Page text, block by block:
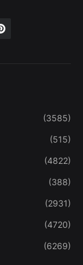
(3585)
(515)
(4822)
(388)
(2931)
(4720)
(6269)